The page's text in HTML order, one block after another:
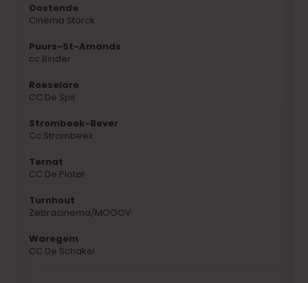
Oostende
Cinema Storck
Puurs-St-Amands
cc Binder
Roeselare
CC De Spil
Strombeek-Bever
Cc Strombeek
Ternat
CC De Ploter
Turnhout
Zebracinema/MOOOV
Waregem
CC De Schakel